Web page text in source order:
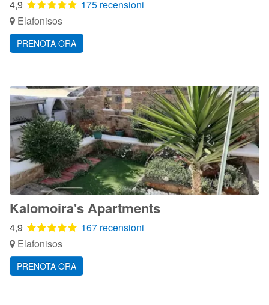
4,9
175 recensioni
Elafonisos
PRENOTA ORA
Kalomoira's Apartments
4,9
167 recensioni
Elafonisos
PRENOTA ORA